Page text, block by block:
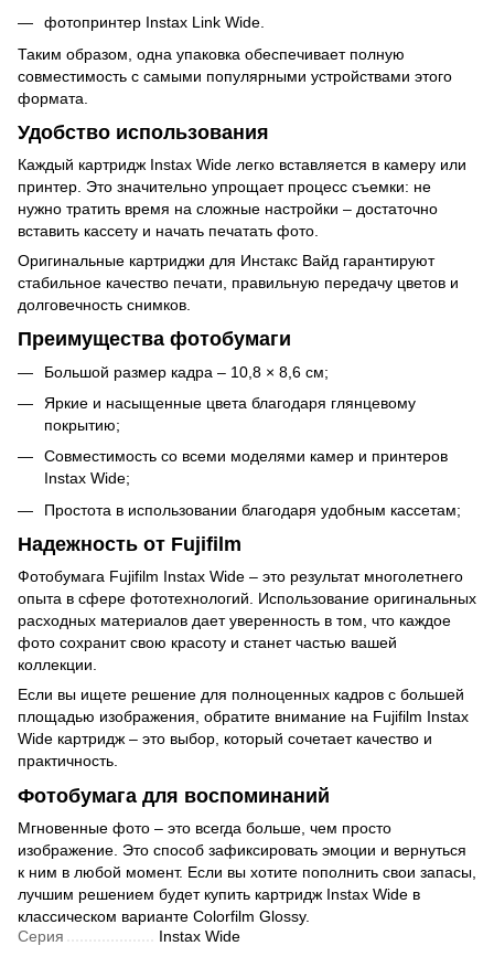
фотопринтер Instax Link Wide.
Таким образом, одна упаковка обеспечивает полную
совместимость с самыми популярными устройствами этого
формата.
Удобство использования
Каждый картридж Instax Wide легко вставляется в камеру или
принтер. Это значительно упрощает процесс съемки: не
нужно тратить время на сложные настройки – достаточно
вставить кассету и начать печатать фото.
Оригинальные картриджи для Инстакс Вайд гарантируют
стабильное качество печати, правильную передачу цветов и
долговечность снимков.
Преимущества фотобумаги
Большой размер кадра – 10,8 × 8,6 см;
Яркие и насыщенные цвета благодаря глянцевому
покрытию;
Совместимость со всеми моделями камер и принтеров
Instax Wide;
Простота в использовании благодаря удобным кассетам;
Надежность от Fujifilm
Фотобумага Fujifilm Instax Wide – это результат многолетнего
опыта в сфере фототехнологий. Использование оригинальных
расходных материалов дает уверенность в том, что каждое
фото сохранит свою красоту и станет частью вашей
коллекции.
Если вы ищете решение для полноценных кадров с большей
площадью изображения, обратите внимание на Fujifilm Instax
Wide картридж – это выбор, который сочетает качество и
практичность.
Фотобумага для воспоминаний
Мгновенные фото – это всегда больше, чем просто
изображение. Это способ зафиксировать эмоции и вернуться
к ним в любой момент. Если вы хотите пополнить свои запасы,
лучшим решением будет купить картридж Instax Wide в
классическом варианте Colorfilm Glossy.
Серия
Instax Wide